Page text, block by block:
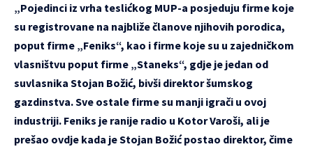
„Pojedinci iz vrha teslićkog MUP-a posjeduju firme koje
su registrovane na najbliže članove njihovih porodica,
poput firme „Feniks“, kao i firme koje su u zajedničkom
vlasništvu poput firme „Staneks“, gdje je jedan od
suvlasnika Stojan Božić, bivši direktor šumskog
gazdinstva. Sve ostale firme su manji igrači u ovoj
industriji. Feniks je ranije radio u Kotor Varoši, ali je
prešao ovdje kada je Stojan Božić postao direktor, čime